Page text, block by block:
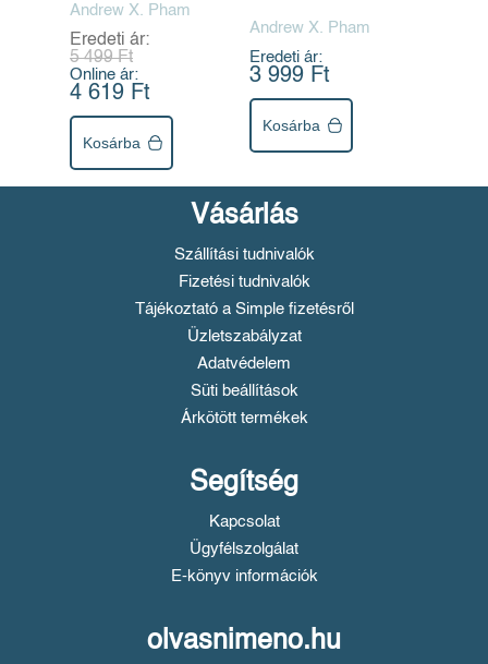
Andrew X. Pham
Eredeti ár:
5 499 Ft
Online ár:
4 619 Ft
Kosárba
Andrew X. Pham
Eredeti ár:
3 999 Ft
Kosárba
Vásárlás
Szállítási tudnivalók
Fizetési tudnivalók
Tájékoztató a Simple fizetésről
Üzletszabályzat
Adatvédelem
Süti beállítások
Árkötött termékek
Segítség
Kapcsolat
Ügyfélszolgálat
E-könyv információk
olvasnimeno.hu